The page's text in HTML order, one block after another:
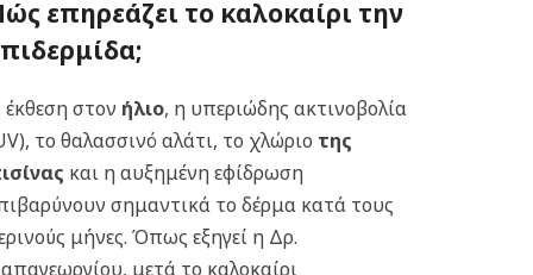
επηρεάζει το καλοκαίρι την
στον ήλιο, η υπεριώδης ακτινοβολία
το θαλασσινό αλάτι, το χλώριο της
και η αυξημένη εφίδρωση
σημαντικά το δέρμα κατά τους
μήνες.Όπως εξηγεί η Δρ.
μετά το καλοκαίρι